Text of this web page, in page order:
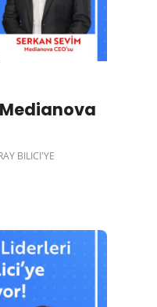
BILICI'YE